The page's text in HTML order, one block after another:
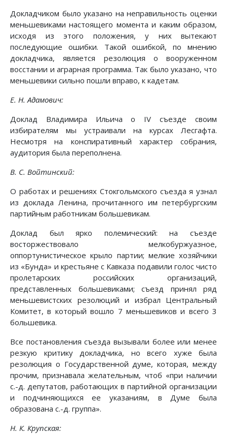
Докладчиком было указано на неправильность оценки
меньшевиками настоящего момента и каким образом,
исходя из этого положения, у них вытекают
последующие ошибки. Такой ошибкой, по мнению
докладчика, является резолюция о вооруженном
восстании и аграрная программа. Так было указано, что
меньшевики сильно пошли вправо, к кадетам.
Е. Н. Адамович:
Доклад Владимира Ильича о IV съезде своим
избирателям мы устраивали на курсах Лесгафта.
Несмотря на конспиративный характер собрания,
аудитория была переполнена.
В. С. Войтинский:
О работах и решениях Стокгольмского съезда я узнал
из доклада Ленина, прочитанного им петербургским
партийным работникам большевикам.
Доклад был ярко полемический: на съезде
восторжествовало мелкобуржуазное,
оппортунистическое крыло партии; мелкие хозяйчики
из «Бунда» и крестьяне с Кавказа подавили голос чисто
пролетарских российских организаций,
представленных большевиками; съезд принял ряд
меньшевистских резолюций и избрал Центральный
Комитет, в который вошло 7 меньшевиков и всего 3
большевика.
Все постановления съезда вызывали более или менее
резкую критику докладчика, но всего хуже была
резолюция о Государственной думе, которая, между
прочим, признавала желательным, чтоб «при наличии
с.-д. депутатов, работающих в партийной организации
и подчиняющихся ее указаниям, в Думе была
образована с.-д. группа».
Н. К. Крупская: